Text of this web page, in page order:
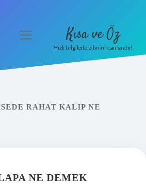
menüyü
Kısa ve Öz
Hızlı bilgilerle zihnini canlandır!
RAHAT KALIP NE
NE DEMEK